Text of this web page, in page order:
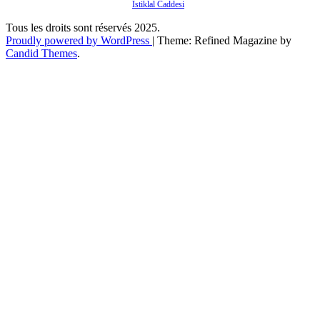
İstiklal Caddesi
Tous les droits sont réservés 2025.
Proudly powered by WordPress | Theme: Refined Magazine by
Candid Themes.